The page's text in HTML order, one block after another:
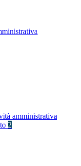
amministrativa
2